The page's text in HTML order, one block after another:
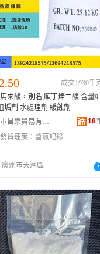
成交1930千
來酸，別名;順丁烯二酸 含量9
9% 阻垢劑 水處理劑 緩蝕劑
廣州市昌樂貿易有限公司
18
貨速度： 暫無記錄
廣州市天河區